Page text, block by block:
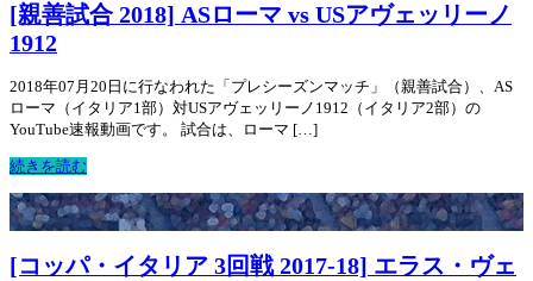
[親善試合 2018] ASローマ vs USアヴェッリーノ
1912
2018年07月20日に行なわれた「プレシーズンマッチ」（親善試合）、AS
ローマ（イタリア1部）対USアヴェッリーノ1912（イタリア2部）の
YouTube速報動画です。 試合は、ローマ […]
続きを読む
[コッパ・イタリア 3回戦 2017-18] エラス・ヴェ